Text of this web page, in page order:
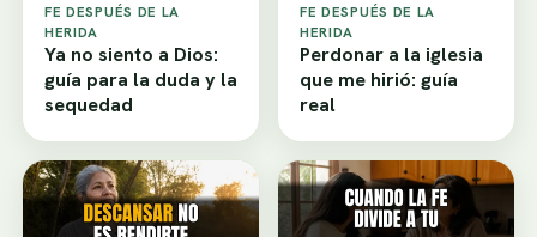
FE DESPUÉS DE LA
HERIDA
Ya no siento a Dios:
guía para la duda y la
sequedad
FE DESPUÉS DE LA
HERIDA
Perdonar a la iglesia
que me hirió: guía
real